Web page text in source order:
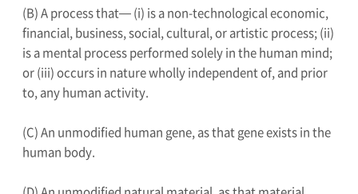
(B) A process that— (i) is a non-technological economic,
financial, business, social, cultural, or artistic process; (ii)
is a mental process performed solely in the human mind;
or (iii) occurs in nature wholly independent of, and prior
to, any human activity.
(C) An unmodified human gene, as that gene exists in the
human body.